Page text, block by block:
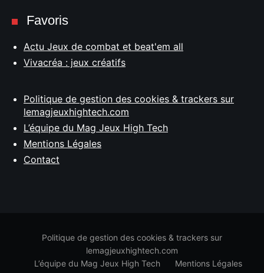
Favoris
Actu Jeux de combat et beat'em all
Vivacréa : jeux créatifs
Politique de gestion des cookies & trackers sur
lemagjeuxhightech.com
L’équipe du Mag Jeux High Tech
Mentions Légales
Contact
Politique de gestion des cookies & trackers sur
lemagjeuxhightech.com
L’équipe du Mag Jeux High Tech
Mentions Légales